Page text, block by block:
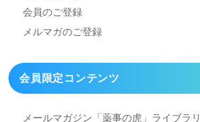
会員のご登録
メルマガのご登録
会員限定コンテンツ
メールマガジン「薬事の虎」 ライブラリ